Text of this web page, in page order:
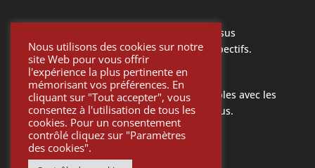
Toutes les marques mentionnées ci dessus
appartiennent à leurs propriétaires respectifs.
Toutes les pièces Protétik sont compatibles avec les
différents systèmes mentionnés ci-dessus.
Nous utilisons des cookies sur notre
site Web pour vous offrir
l'expérience la plus pertinente en
mémorisant vos préférences. En
cliquant sur "Tout accepter", vous
consentez à l'utilisation de tous les
cookies. Pour un consentement
contrôlé cliquez sur "Paramètres
des cookies".